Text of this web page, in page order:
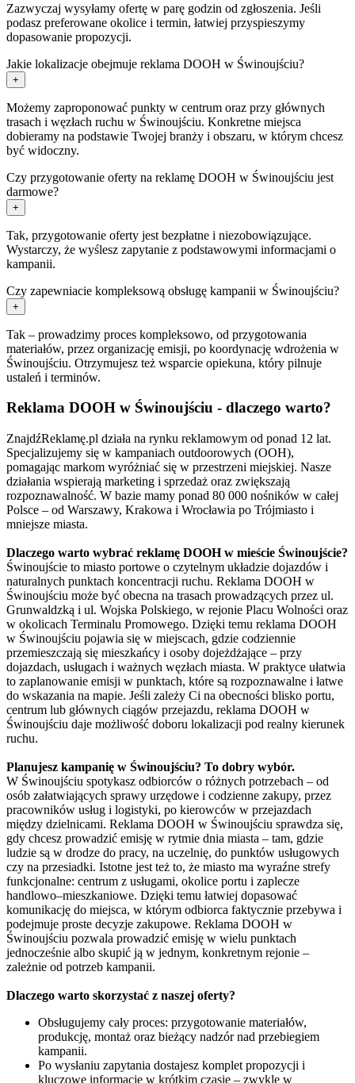
Zazwyczaj wysyłamy ofertę w parę godzin od zgłoszenia. Jeśli
podasz preferowane okolice i termin, łatwiej przyspieszymy
dopasowanie propozycji.
Jakie lokalizacje obejmuje reklama DOOH w Świnoujściu?
+
Możemy zaproponować punkty w centrum oraz przy głównych
trasach i węzłach ruchu w Świnoujściu. Konkretne miejsca
dobieramy na podstawie Twojej branży i obszaru, w którym chcesz
być widoczny.
Czy przygotowanie oferty na reklamę DOOH w Świnoujściu jest
darmowe?
+
Tak, przygotowanie oferty jest bezpłatne i niezobowiązujące.
Wystarczy, że wyślesz zapytanie z podstawowymi informacjami o
kampanii.
Czy zapewniacie kompleksową obsługę kampanii w Świnoujściu?
+
Tak – prowadzimy proces kompleksowo, od przygotowania
materiałów, przez organizację emisji, po koordynację wdrożenia w
Świnoujściu. Otrzymujesz też wsparcie opiekuna, który pilnuje
ustaleń i terminów.
Reklama DOOH w Świnoujściu - dlaczego warto?
ZnajdźReklamę.pl działa na rynku reklamowym od ponad 12 lat.
Specjalizujemy się w kampaniach outdoorowych (OOH),
pomagając markom wyróżniać się w przestrzeni miejskiej. Nasze
działania wspierają marketing i sprzedaż oraz zwiększają
rozpoznawalność. W bazie mamy ponad 80 000 nośników w całej
Polsce – od Warszawy, Krakowa i Wrocławia po Trójmiasto i
mniejsze miasta.
Dlaczego warto wybrać reklamę DOOH w mieście Świnoujście?
Świnoujście to miasto portowe o czytelnym układzie dojazdów i
naturalnych punktach koncentracji ruchu. Reklama DOOH w
Świnoujściu może być obecna na trasach prowadzących przez ul.
Grunwaldzką i ul. Wojska Polskiego, w rejonie Placu Wolności oraz
w okolicach Terminalu Promowego. Dzięki temu reklama DOOH
w Świnoujściu pojawia się w miejscach, gdzie codziennie
przemieszczają się mieszkańcy i osoby dojeżdżające – przy
dojazdach, usługach i ważnych węzłach miasta. W praktyce ułatwia
to zaplanowanie emisji w punktach, które są rozpoznawalne i łatwe
do wskazania na mapie. Jeśli zależy Ci na obecności blisko portu,
centrum lub głównych ciągów przejazdu, reklama DOOH w
Świnoujściu daje możliwość doboru lokalizacji pod realny kierunek
ruchu.
Planujesz kampanię w Świnoujściu? To dobry wybór.
W Świnoujściu spotykasz odbiorców o różnych potrzebach – od
osób załatwiających sprawy urzędowe i codzienne zakupy, przez
pracowników usług i logistyki, po kierowców w przejazdach
między dzielnicami. Reklama DOOH w Świnoujściu sprawdza się,
gdy chcesz prowadzić emisję w rytmie dnia miasta – tam, gdzie
ludzie są w drodze do pracy, na uczelnię, do punktów usługowych
czy na przesiadki. Istotne jest też to, że miasto ma wyraźne strefy
funkcjonalne: centrum z usługami, okolice portu i zaplecze
handlowo–mieszkaniowe. Dzięki temu łatwiej dopasować
komunikację do miejsca, w którym odbiorca faktycznie przebywa i
podejmuje proste decyzje zakupowe. Reklama DOOH w
Świnoujściu pozwala prowadzić emisję w wielu punktach
jednocześnie albo skupić ją w jednym, konkretnym rejonie –
zależnie od potrzeb kampanii.
Dlaczego warto skorzystać z naszej oferty?
Obsługujemy cały proces: przygotowanie materiałów,
produkcję, montaż oraz bieżący nadzór nad przebiegiem
kampanii.
Po wysłaniu zapytania dostajesz komplet propozycji i
kluczowe informacje w krótkim czasie – zwykle w